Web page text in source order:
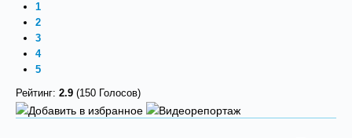
1
2
3
4
5
Рейтинг: 2.9 (150 Голосов)